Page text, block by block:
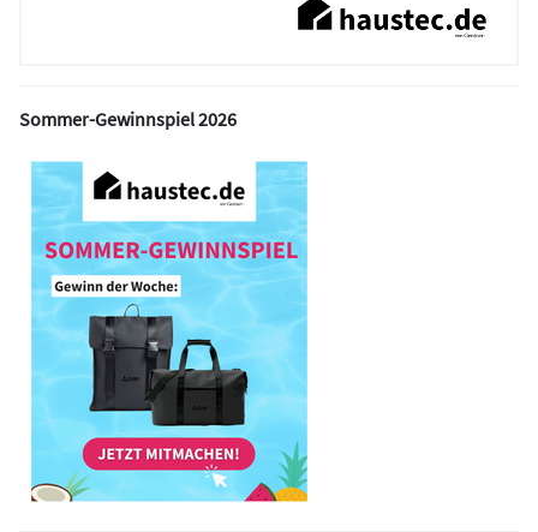
Sommer-Gewinnspiel 2026